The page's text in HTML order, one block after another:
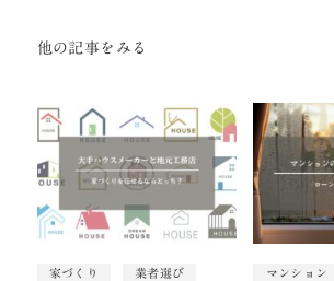
他の記事をみる
家づくり 業者選び マンション